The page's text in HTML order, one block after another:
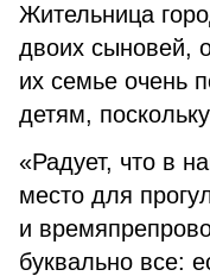
Жительница
двоих сыновей,
их семье очень
детям,
«Радует, что в
место для
и
буквально все: